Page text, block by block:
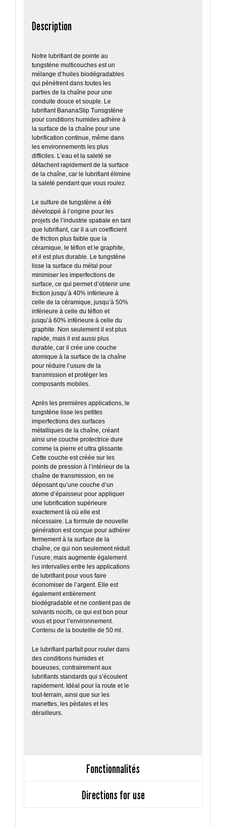
Description
Notre lubrifiant de pointe au
tungstène multicouches est un
mélange d’huiles biodégradables
qui pénètrent dans toutes les
parties de la chaîne pour une
conduite douce et souple. Le
lubrifiant BananaSlip Tunsgstène
pour conditions humides adhère à
la surface de la chaîne pour une
lubrification continue, même dans
les environnements les plus
difficiles. L’eau et la saleté se
détachent rapidement de la surface
de la chaîne, car le lubrifiant élimine
la saleté pendant que vous roulez.
Le sulfure de tungstène a été
développé à l’origine pour les
projets de l’industrie spatiale en tant
que lubrifiant, car il a un coefficient
de friction plus faible que la
céramique, le téflon et le graphite,
et il est plus durable. Le tungstène
lisse la surface du métal pour
minimiser les imperfections de
surface, ce qui permet d’obtenir une
friction jusqu’à 40% inférieure à
celle de la céramique, jusqu’à 50%
inférieure à celle du téflon et
jusqu’à 60% inférieure à celle du
graphite. Non seulement il est plus
rapide, mais il est aussi plus
durable, car il crée une couche
atomique à la surface de la chaîne
pour réduire l’usure de la
transmission et protéger les
composants mobiles.
Après les premières applications, le
tungstène lisse les petites
imperfections des surfaces
métalliques de la chaîne, créant
ainsi une couche protectrice dure
comme la pierre et ultra glissante.
Cette couche est créée sur les
points de pression à l’intérieur de la
chaîne de transmission, en ne
déposant qu’une couche d’un
atome d’épaisseur pour appliquer
une lubrification supérieure
exactement là où elle est
nécessaire. La formule de nouvelle
génération est conçue pour adhérer
fermement à la surface de la
chaîne, ce qui non seulement réduit
l’usure, mais augmente également
les intervalles entre les applications
de lubrifiant pour vous faire
économiser de l’argent. Elle est
également entièrement
biodégradable et ne contient pas de
solvants nocifs, ce qui est bon pour
vous et pour l’environnement.
Contenu de la bouteille de 50 ml.
Le lubrifiant parfait pour rouler dans
des conditions humides et
boueuses, contrairement aux
lubrifiants standards qui s’écoulent
rapidement. Idéal pour la route et le
tout-terrain, ainsi que sur les
manettes, les pédales et les
dérailleurs.
Fonctionnalités
Directions for use